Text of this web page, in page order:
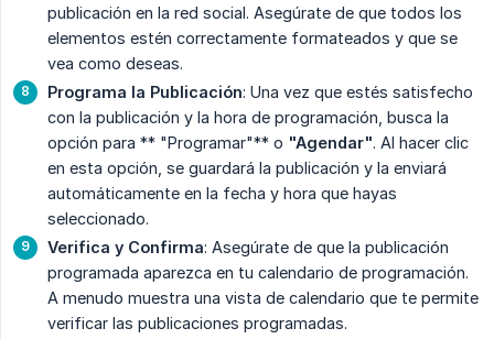
publicación en la red social. Asegúrate de que todos los
elementos estén correctamente formateados y que se
vea como deseas.
Programa la Publicación: Una vez que estés satisfecho
con la publicación y la hora de programación, busca la
opción para ** "Programar"** o "Agendar". Al hacer clic
en esta opción, se guardará la publicación y la enviará
automáticamente en la fecha y hora que hayas
seleccionado.
Verifica y Confirma: Asegúrate de que la publicación
programada aparezca en tu calendario de programación.
A menudo muestra una vista de calendario que te permite
verificar las publicaciones programadas.